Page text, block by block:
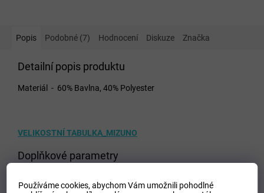
Používáme cookies, abychom Vám umožnili pohodlné
Popis Podobné (7) Hodnocení Diskuze Značka
Detailní popis produktu
Materiál - 60% Bavlna, 40% Polyester
VELIKOSTNÍ TABULKA_MIZUNO
Doplňkové parametry